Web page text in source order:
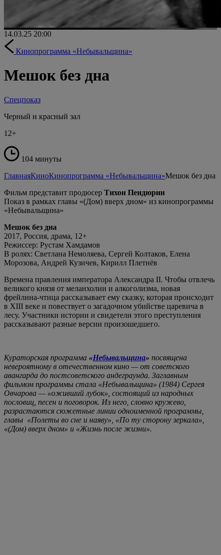
14.03.25 20:00
Кинопрограмма «Небывальщина»
Мешок без дна
Спецпоказ
Черный и красный зал
12+
104 минуты
ГлавнаяКиноКинопрограмма «Небывальщина»Мешок без дна
Фильм представит продюсер Тихон Пендюрин
Показ в рамках главы «(Дом) вверх дном» из кинопрограммы
«Небывальщина»
Мешок без дна
2017, Россия, драма, 12+
Режиссер: Рустам Хамдамов
В ролях: Светлана Немоляева, Сергей Колтаков, Елена
Морозова, Андрей Кузичев, Кирилл Плетнёв
Времена правления императора Александра II. Чтобы отвлечь
великого князя от меланхолии и алкоголизма, новая
фрейлина-чтица рассказывает ему сказку, которая происходит
в XIII веке и повествует о загадочном убийстве царевича в
лесу. Участники истории и свидетели этого преступления
рассказывают разные версии произошедшего.
Кураторская программа «Небывальщина» посвящена
невероятному в отечественном кино — от советского
авангарда до постсоветского андеграунда. Заглавным
фильмом программы стала «Небывальщина» (1984) Сергея
Овчарова — «оживший лубок», состоящий из народных
пословиц, песен и поговорок. Из него, словно кружево,
разрастаются сюжетные линии одноименной программы,
главы «Полеты во сне и наяву», «По ту сторону зеркала»,
«(Дом) вверх дном» и «Жизнь после жизни».